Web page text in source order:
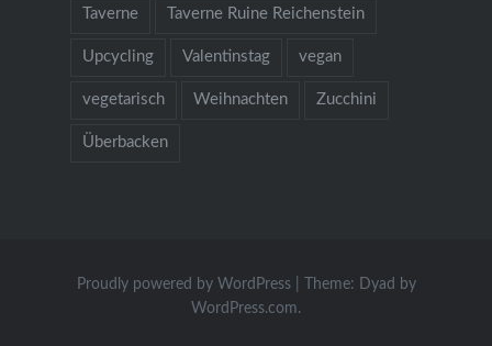
Taverne Taverne Ruine Reichenstein
Upcycling Valentinstag vegan
vegetarisch Weihnachten Zucchini
Überbacken
Proudly powered by WordPress
Theme: Dyad by
WordPress.com.